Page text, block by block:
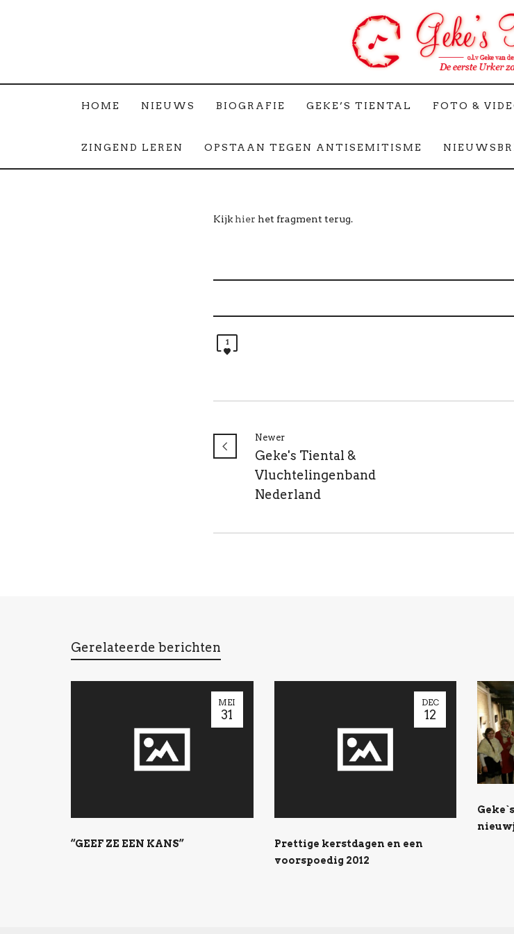
HOME NIEUWS BIOGRAFIE GEKE’S TIENTAL FOTO &
ZINGEND LEREN OPSTAAN TEGEN ANTISEMITISME
Kijk hier het fragment terug.
1
Newer
Geke's Tiental &
Vluchtelingenband
Nederland
Gerelateerde berichten
MEI
31
“GEEF ZE EEN KANS”
DEC
12
Prettige kerstdagen en een
voorspoedig 2012